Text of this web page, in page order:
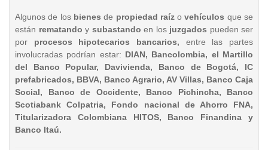
Algunos de los bienesde propiedad raízo vehículos que se
están rematando y subastando en los juzgados pueden ser
por procesos hipotecarios bancarios, entre las partes
involucradas podrían estar: DIAN, Bancolombia, el Martillo
del Banco Popular, Davivienda, Banco de Bogotá, IC
prefabricados, BBVA, Banco Agrario, AV Villas, Banco Caja
Social, Banco de Occidente, Banco Pichincha, Banco
Scotiabank Colpatria, Fondo nacional de Ahorro FNA,
Titularizadora Colombiana HITOS, Banco Finandina y
Banco Itaú.